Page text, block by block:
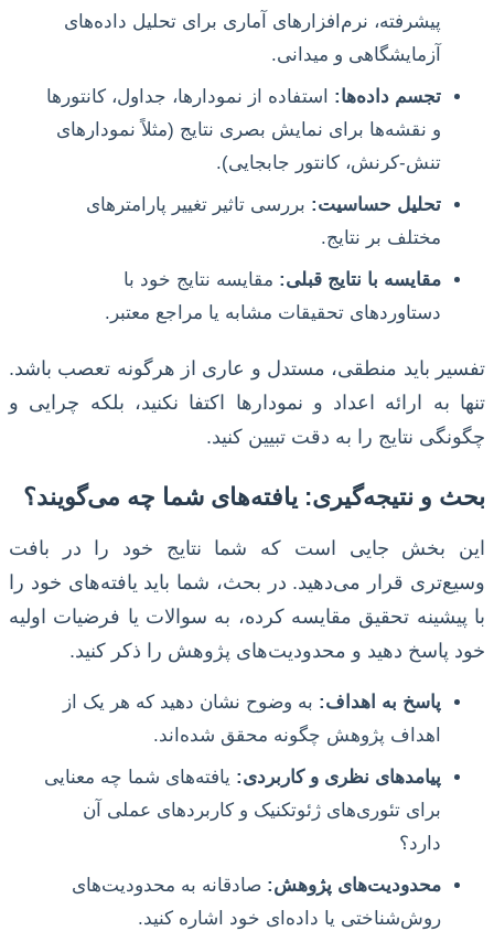
پیشرفته، نرم‌افزارهای آماری برای تحلیل داده‌های
آزمایشگاهی و میدانی.
تجسم داده‌ها: استفاده از نمودارها، جداول، کانتورها
و نقشه‌ها برای نمایش بصری نتایج (مثلاً نمودارهای
تنش-کرنش، کانتور جابجایی).
تحلیل حساسیت: بررسی تاثیر تغییر پارامترهای
مختلف بر نتایج.
مقایسه با نتایج قبلی: مقایسه نتایج خود با
دستاوردهای تحقیقات مشابه یا مراجع معتبر.
تفسیر باید منطقی، مستدل و عاری از هرگونه تعصب باشد.
تنها به ارائه اعداد و نمودارها اکتفا نکنید، بلکه چرایی و
چگونگی نتایج را به دقت تبیین کنید.
بحث و نتیجه‌گیری: یافته‌های شما چه می‌گویند؟
این بخش جایی است که شما نتایج خود را در بافت
وسیع‌تری قرار می‌دهید. در بحث، شما باید یافته‌های خود را
با پیشینه تحقیق مقایسه کرده، به سوالات یا فرضیات اولیه
خود پاسخ دهید و محدودیت‌های پژوهش را ذکر کنید.
پاسخ به اهداف: به وضوح نشان دهید که هر یک از
اهداف پژوهش چگونه محقق شده‌اند.
پیامدهای نظری و کاربردی: یافته‌های شما چه معنایی
برای تئوری‌های ژئوتکنیک و کاربردهای عملی آن
دارد؟
محدودیت‌های پژوهش: صادقانه به محدودیت‌های
روش‌شناختی یا داده‌ای خود اشاره کنید.